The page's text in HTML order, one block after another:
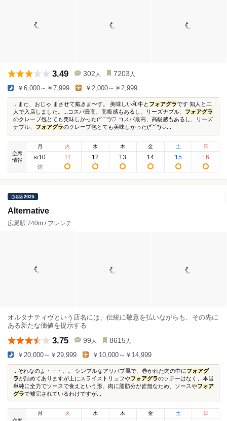
3.49 302 人 7203 人
￥6,000～￥7,999 ￥2,000～￥2,999
...また、おじゃ まさせて戴きま〜す。 美味しい和牛と フォアグラです 知人と二
人で入店しました。...コスパ最高、高級感もあるし、リーズナブル、 フォアグラ
のクレープ包とても美味しかった(*´˘`*)♡ コスパ最高、高級感もあるし、リーズ
ナブル、 フォアグラのクレープ包とても美味しかった(*´˘`*)♡...
空席
情報
月
8/10
火
11
水
12
木
13
金
14
土
15
日
16
Alternative
広尾駅 740m / フレンチ
オルタナティヴという店名には、伝統に敬意を払いながらも、その先に
ある新たな価値を提示する
3.75 99 人 8615 人
￥20,000～￥29,999 ￥10,000～￥14,999
...それなのよ・・・。。 シンプルなアリバブ風で、巻かれた肉の中にフォアグ
ラが詰めてありますが上にスライストリュフやフォアグラのソテーはなく、本当
単純に全力でソースで食えという形。肉に脂肪分が皆無なため、ソースやフォア
グラで補完されているわけですが...
月 火 水 木 金 土 日